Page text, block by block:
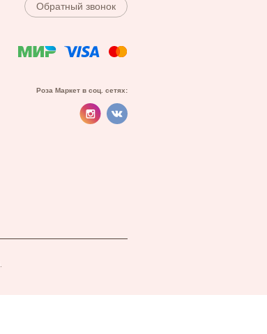
Обратный звонок
Роза Маркет в соц. сетях: